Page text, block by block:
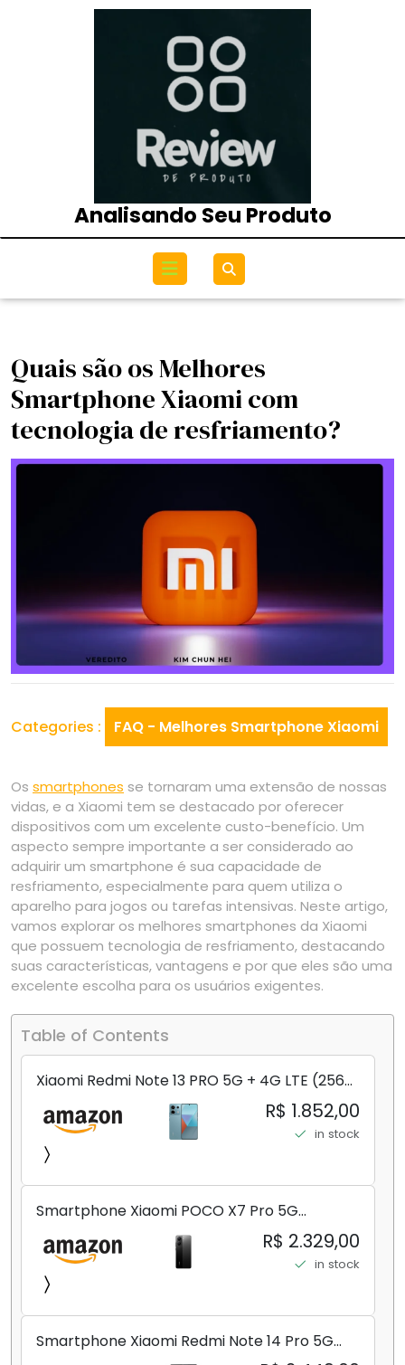
Analisando Seu Produto
Open
Menu
Quais são os Melhores
Smartphone Xiaomi com
tecnologia de resfriamento?
Categories : FAQ - Melhores Smartphone Xiaomi
Os smartphones se tornaram uma extensão de nossas
vidas, e a Xiaomi tem se destacado por oferecer
dispositivos com um excelente custo-benefício. Um
aspecto sempre importante a ser considerado ao
adquirir um smartphone é sua capacidade de
resfriamento, especialmente para quem utiliza o
aparelho para jogos ou tarefas intensivas. Neste artigo,
vamos explorar os melhores smartphones da Xiaomi
que possuem tecnologia de resfriamento, destacando
suas características, vantagens e por que eles são uma
excelente escolha para os usuários exigentes.
Table of Contents
Xiaomi Redmi Note 13 PRO 5G + 4G LTE (256
GB + 8 GB) 200 MP Triplo (Mobile Mint Tello
e) + (Pacote de carregador duplo de carro
rápido) (Ocean Teal (ROM))
R$ 1.852,00
in stock
Smartphone Xiaomi POCO X7 Pro 5G
8+256GB/12+256GB/12+512GB
R$ 2.329,00
in stock
Smartphone Xiaomi Redmi Note 14 Pro 5G